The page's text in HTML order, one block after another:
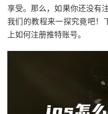
享受。那么，如果你还没有
我们的教程来一探究竟吧！
上如何注册推特账号。